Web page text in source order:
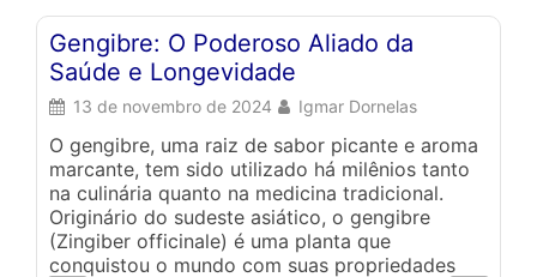
Gengibre: O Poderoso Aliado da
Saúde e Longevidade
13 de novembro de 2024 Igmar Dornelas
O gengibre, uma raiz de sabor picante e aroma
marcante, tem sido utilizado há milênios tanto
na culinária quanto na medicina tradicional.
Originário do sudeste asiático, o gengibre
(Zingiber officinale) é uma planta que
conquistou o mundo com suas propriedades